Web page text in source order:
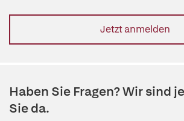
Jetzt anmelden
Haben Sie Fragen? Wir sind
Sie da.